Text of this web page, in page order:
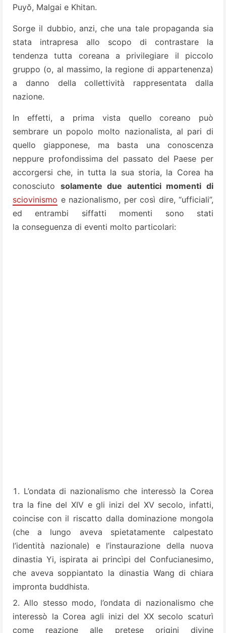
Puyŏ, Malgai e Khitan.
Sorge il dubbio, anzi, che una tale propaganda sia
stata intrapresa allo scopo di contrastare la
tendenza tutta coreana a privilegiare il piccolo
gruppo (o, al massimo, la regione di appartenenza)
a danno della collettività rappresentata dalla
nazione.
In effetti, a prima vista quello coreano può
sembrare un popolo molto nazionalista, al pari di
quello giapponese, ma basta una conoscenza
neppure profondissima del passato del Paese per
accorgersi che, in tutta la sua storia, la Corea ha
conosciuto solamente due autentici momenti di
sciovinismo e nazionalismo, per così dire, “ufficiali”,
ed entrambi siffatti momenti sono stati
la conseguenza di eventi molto particolari:
L’ondata di nazionalismo che interessò la Corea
tra la fine del XIV e gli inizi del XV secolo, infatti,
coincise con il riscatto dalla dominazione mongola
(che a lungo aveva spietatamente calpestato
l’identità nazionale) e l’instaurazione della nuova
dinastia Yi, ispirata ai princìpi del Confucianesimo,
che aveva soppiantato la dinastia Wang di chiara
impronta buddhista.
Allo stesso modo, l’ondata di nazionalismo che
interessò la Corea agli inizi del XX secolo scaturì
come reazione alle pretese origini divine